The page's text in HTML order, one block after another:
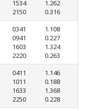
1534
2150
1.262
0.316
0341
0941
1603
2220
1.108
0.227
1.324
0.263
0411
1011
1633
2250
1.146
0.188
1.368
0.228